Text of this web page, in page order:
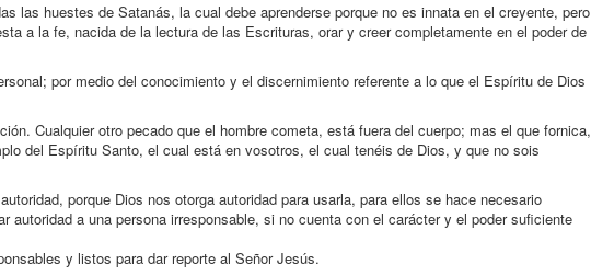
las huestes de Satanás, la cual debe aprenderse porque no es innata en el creyente, pero
a la fe, nacida de la lectura de las Escrituras, orar y creer completamente en el poder de
por medio del conocimiento y el discernimiento referente a lo que el Espíritu de Dios
Cualquier otro pecado que el hombre cometa, está fuera del cuerpo; mas el que fornica,
del Espíritu Santo, el cual está en vosotros, el cual tenéis de Dios, y que no sois
porque Dios nos otorga autoridad para usarla, para ellos se hace necesario
autoridad a una persona irresponsable, si no cuenta con el carácter y el poder suficiente
y listos para dar reporte al Señor Jesús.